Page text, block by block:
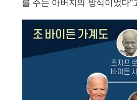
를 주는 아버지의 방식이었다"